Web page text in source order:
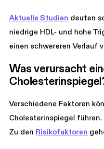
Aktuelle Studien deuten
niedrige HDL- und hohe
einen schwereren Verlauf
Was verursacht
Verschiedene Faktoren
Cholesterinspiegel führen.
Zu den Risikofaktoren